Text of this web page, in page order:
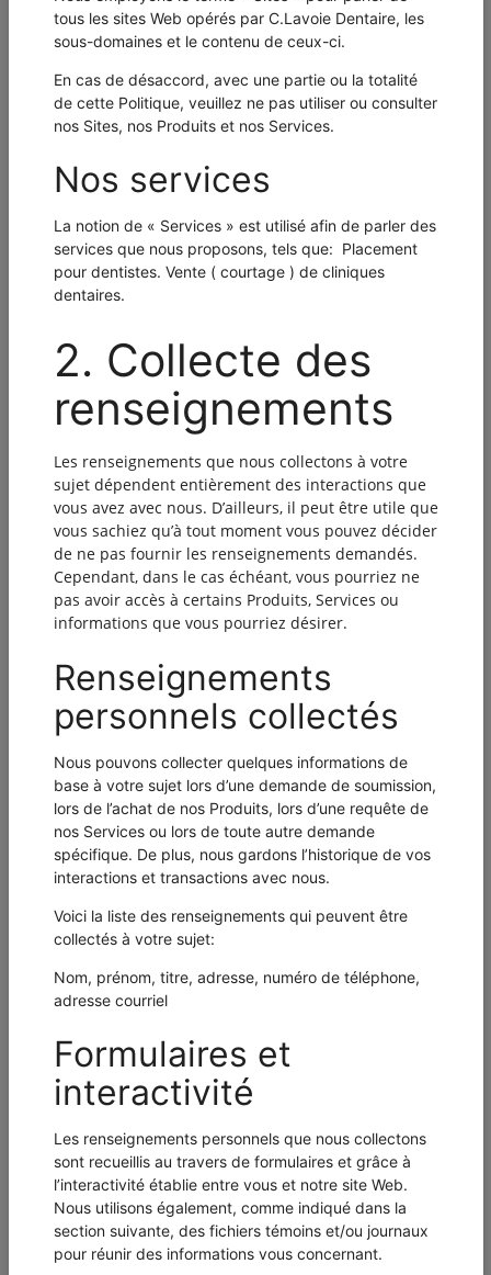
Prénom *
Nom *
Adresse *
Ville *
Pays *
Code Postal *
Tél. principal *
Tél. résidence
Tél. Cellulaire
Tél. Clinique
Courriel principal *
Courriel secondaire
Site web personnel